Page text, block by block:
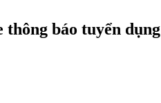
báo tuyển dụng